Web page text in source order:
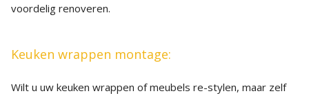
voordelig renoveren.
Keuken wrappen montage:
Wilt u uw keuken wrappen of meubels re-stylen, maar zelf